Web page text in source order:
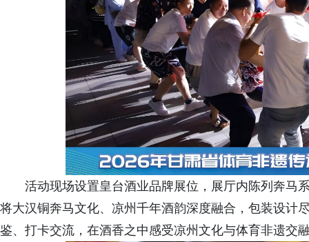
活动现场设置皇台酒业品牌展位，展厅内陈列奔马
将大汉铜奔马文化、凉州千年酒韵深度融合，包装设计
鉴、打卡交流，在酒香之中感受凉州文化与体育非遗交